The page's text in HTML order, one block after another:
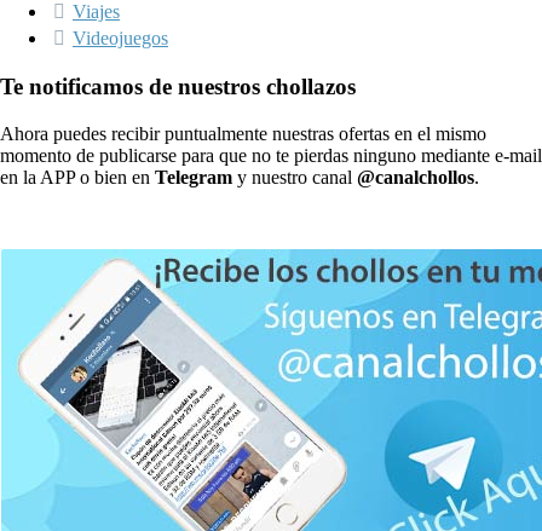
Viajes
Videojuegos
Te notificamos de nuestros chollazos
Ahora puedes recibir puntualmente nuestras ofertas en el mismo
momento de publicarse para que no te pierdas ninguno mediante e-mail
en la APP o bien en Telegram y nuestro canal @canalchollos.